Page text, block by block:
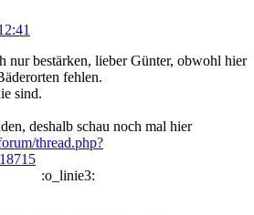
nur bestärken, lieber Günter, obwohl hier
fehlen.
sind.
deshalb schau noch mal hier
thread.php?
:o_linie3: